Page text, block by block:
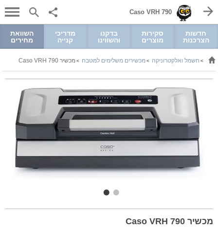
Caso VRH 790
חדשות
הצרכנות
סקירות
מוצרים
בדקנו
והשווינו
מדריכי
קנייה
השוואת
מחירים
> חשמל ואלקטרוניקה >מכשירים משלימים למטבח >מכשיר Caso VRH 790
מכשיר Caso VRH 790